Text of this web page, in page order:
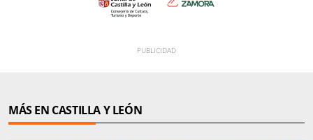
MÁS EN CASTILLA Y LEÓN